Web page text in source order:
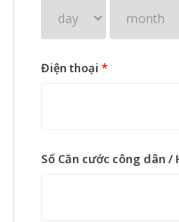
Điện thoại *
Số Căn cước công dân /